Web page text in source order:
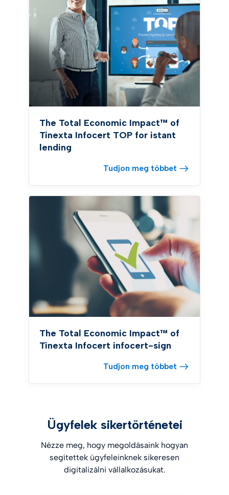
The Total Economic Impact™ of
Tinexta Infocert TOP for istant
lending
Tudjon meg többet
The Total Economic Impact™ of
Tinexta Infocert infocert-sign
Tudjon meg többet
Ügyfelek sikertörténetei
Nézze meg, hogy megoldásaink hogyan
segítettek ügyfeleinknek sikeresen
digitalizálni vállalkozásukat.